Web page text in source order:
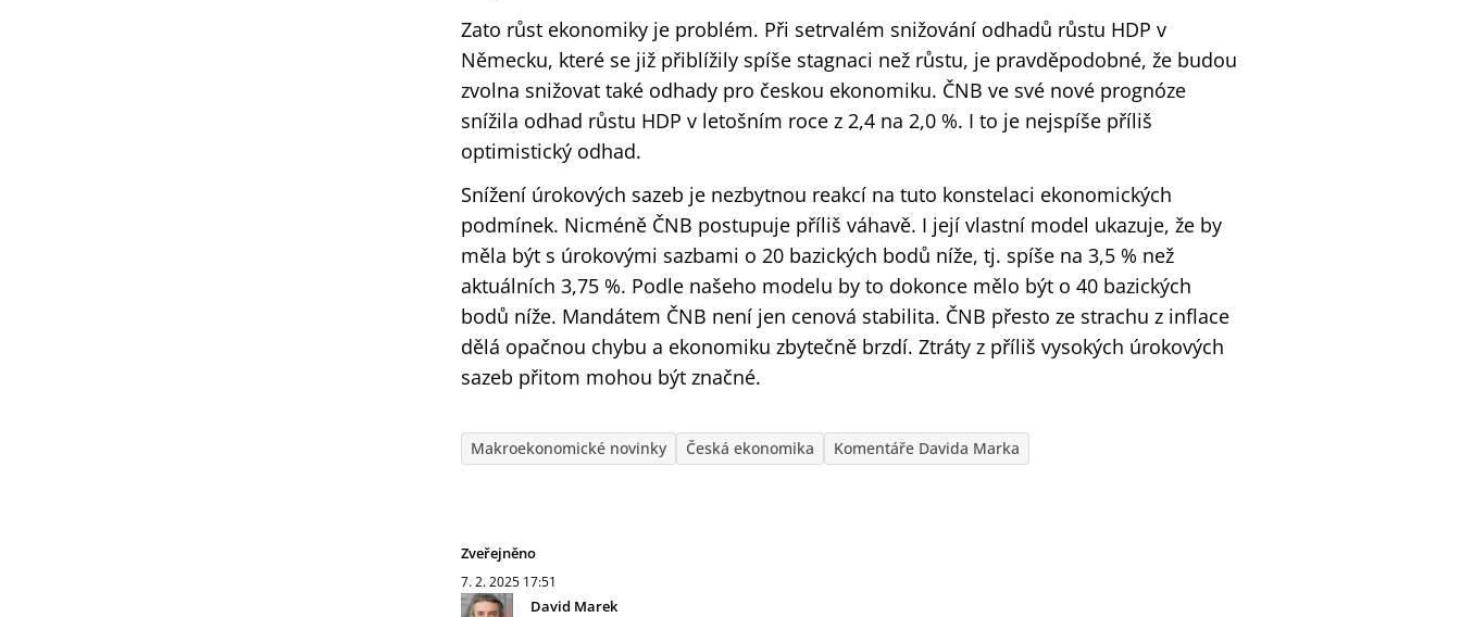
Zato růst ekonomiky je problém. Při setrvalém snižování odhadů růstu HDP v
Německu, které se již přiblížily spíše stagnaci než růstu, je pravděpodobné, že budou
zvolna snižovat také odhady pro českou ekonomiku. ČNB ve své nové prognóze
snížila odhad růstu HDP v letošním roce z 2,4 na 2,0 %. I to je nejspíše příliš
optimistický odhad.
Snížení úrokových sazeb je nezbytnou reakcí na tuto konstelaci ekonomických
podmínek. Nicméně ČNB postupuje příliš váhavě. I její vlastní model ukazuje, že by
měla být s úrokovými sazbami o 20 bazických bodů níže, tj. spíše na 3,5 % než
aktuálních 3,75 %. Podle našeho modelu by to dokonce mělo být o 40 bazických
bodů níže. Mandátem ČNB není jen cenová stabilita. ČNB přesto ze strachu z inflace
dělá opačnou chybu a ekonomiku zbytečně brzdí. Ztráty z příliš vysokých úrokových
sazeb přitom mohou být značné.
Makroekonomické novinky Česká ekonomika Komentáře Davida Marka
Zveřejněno
7. 2. 2025 17:51
David Marek